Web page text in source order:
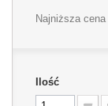
Najniższa
Ilość